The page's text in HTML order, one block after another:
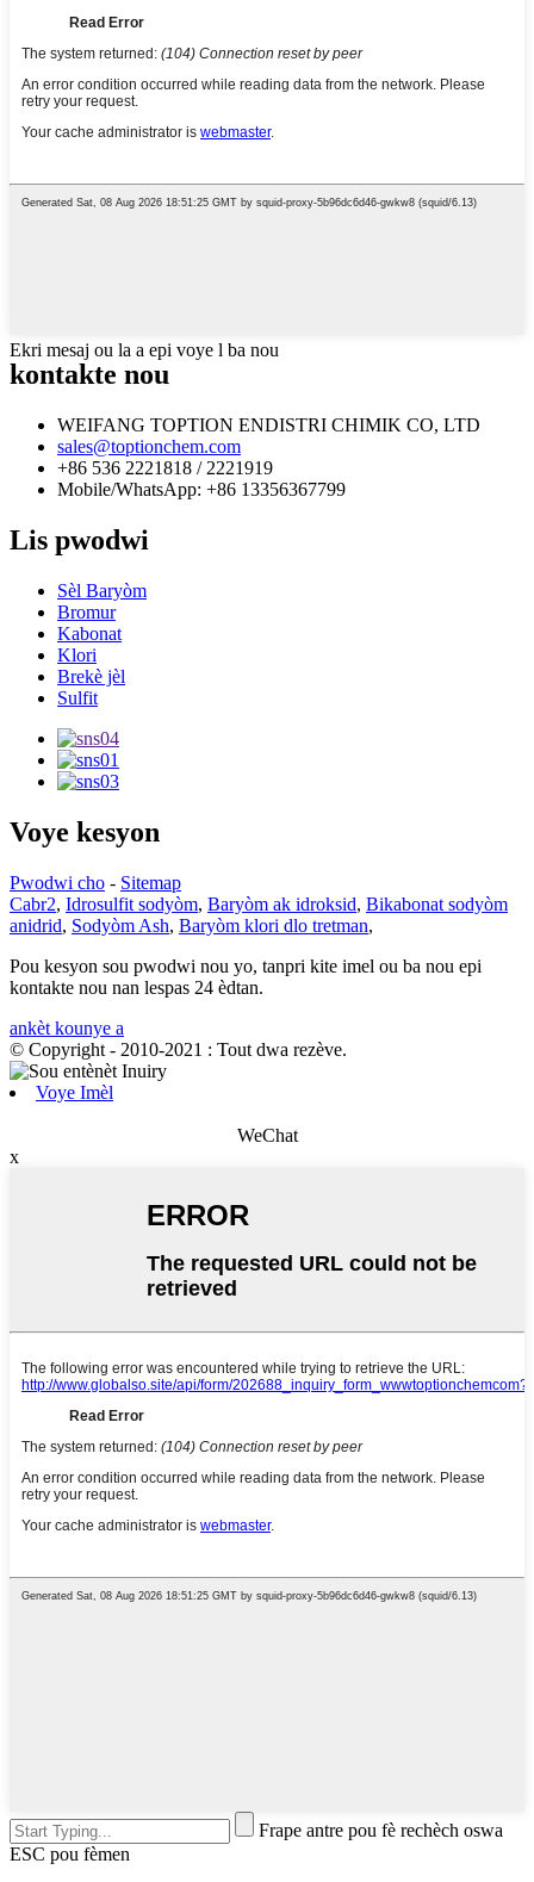
Ekri mesaj ou la a epi voye l ba nou
kontakte nou
WEIFANG TOPTION ENDISTRI CHIMIK CO, LTD
sales@toptionchem.com
+86 536 2221818 / 2221919
Mobile/WhatsApp: +86 13356367799
Lis pwodwi
Sèl Baryòm
Bromur
Kabonat
Klori
Brekè jèl
Sulfit
Voye kesyon
Pwodwi cho - Sitemap
Cabr2, Idrosulfit sodyòm, Baryòm ak idroksid, Bikabonat sodyòm
anidrid, Sodyòm Ash, Baryòm klori dlo tretman,
Pou kesyon sou pwodwi nou yo, tanpri kite imel ou ba nou epi
kontakte nou nan lespas 24 èdtan.
ankèt kounye a
© Copyright - 2010-2021 : Tout dwa rezève.
Voye Imèl
WeChat
x
Frape antre pou fè rechèch oswa
ESC pou fèmen